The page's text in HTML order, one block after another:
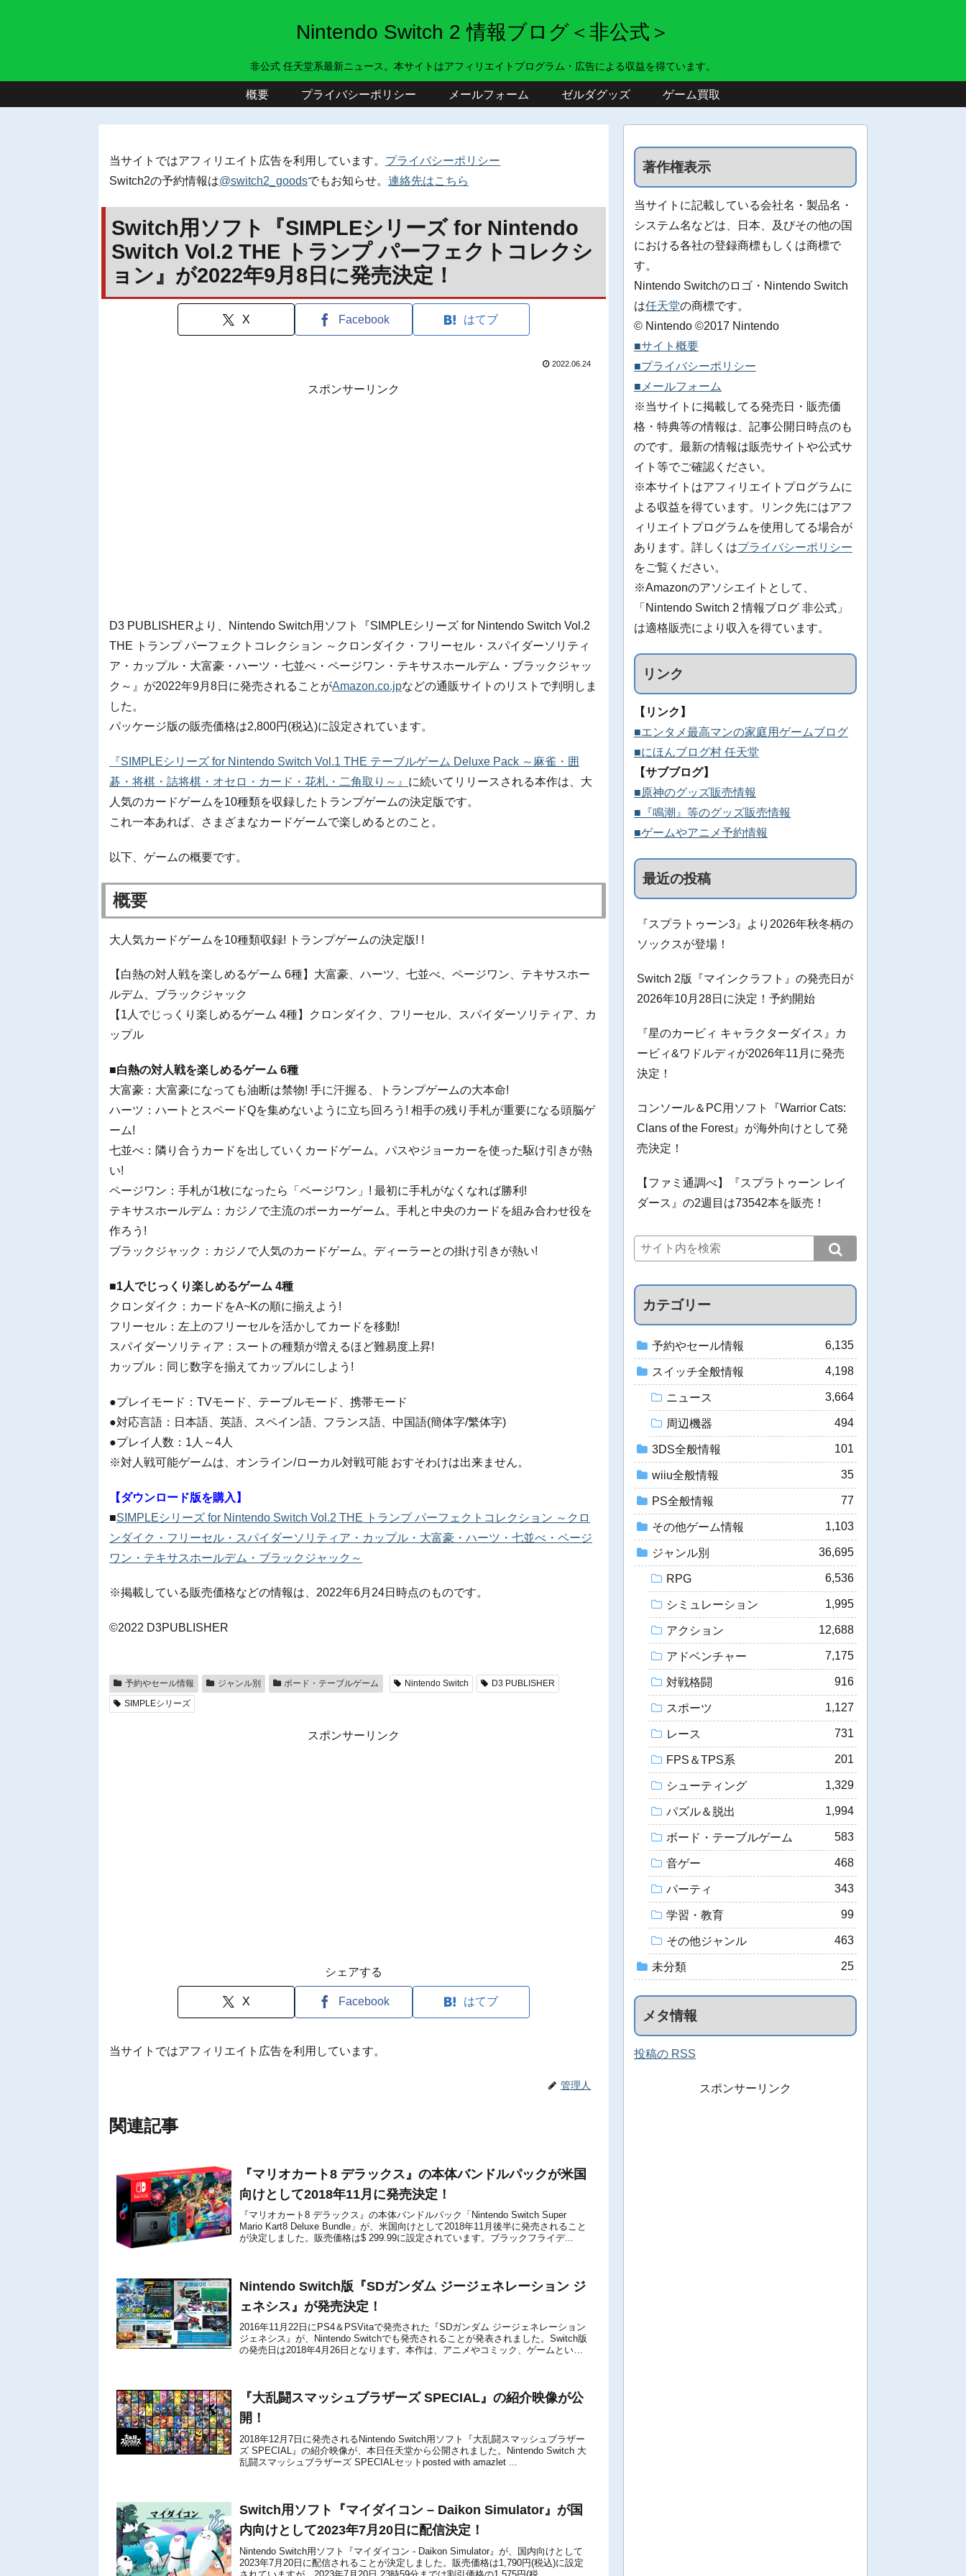
Nintendo Switch 2 情報ブログ＜非公式＞
非公式 任天堂系最新ニュース。本サイトはアフィリエイトプログラム・広告による収益を得ています。
概要 プライバシーポリシー メールフォーム ゼルダグッズ ゲーム買取
当サイトではアフィリエイト広告を利用しています。 プライバシーポリシー
Switch2の予約情報は@switch2_goodsでもお知らせ。 連絡先はこちら
Switch用ソフト『SIMPLEシリーズ for Nintendo
Switch Vol.2 THE トランプ パーフェクトコレクシ
ョン』が2022年9月8日に発売決定！
X Facebook はてブ
2022.06.24
スポンサーリンク
D3 PUBLISHERより、Nintendo Switch用ソフト『SIMPLEシリーズ for Nintendo Switch Vol.2
THE トランプ パーフェクトコレクション ～クロンダイク・フリーセル・スパイダーソリティ
ア・カップル・大富豪・ハーツ・七並べ・ページワン・テキサスホールデム・ブラックジャッ
ク～』が2022年9月8日に発売されることがAmazon.co.jpなどの通販サイトのリストで判明しま
した。
パッケージ版の販売価格は2,800円(税込)に設定されています。
『SIMPLEシリーズ for Nintendo Switch Vol.1 THE テーブルゲーム Deluxe Pack ～麻雀・囲
碁・将棋・詰将棋・オセロ・カード・花札・二角取り～』 に続いてリリースされる本作は、大
人気のカードゲームを10種類を収録したトランプゲームの決定版です。
これ一本あれば、さまざまなカードゲームで楽しめるとのこと。
以下、ゲームの概要です。
概要
大人気カードゲームを10種類収録! トランプゲームの決定版! !
【白熱の対人戦を楽しめるゲーム 6種】大富豪、ハーツ、七並べ、ページワン、テキサスホー
ルデム、ブラックジャック
【1人でじっくり楽しめるゲーム 4種】クロンダイク、フリーセル、スパイダーソリティア、カ
ップル
■白熱の対人戦を楽しめるゲーム 6種
大富豪：大富豪になっても油断は禁物! 手に汗握る、トランプゲームの大本命!
ハーツ：ハートとスペードQを集めないように立ち回ろう! 相手の残り手札が重要になる頭脳ゲ
ーム!
七並べ：隣り合うカードを出していくカードゲーム。パスやジョーカーを使った駆け引きが熱
い!
ページワン：手札が1枚になったら「ページワン」! 最初に手札がなくなれば勝利!
テキサスホールデム：カジノで主流のポーカーゲーム。手札と中央のカードを組み合わせ役を
作ろう!
ブラックジャック：カジノで人気のカードゲーム。ディーラーとの掛け引きが熱い!
■1人でじっくり楽しめるゲーム 4種
クロンダイク：カードをA~Kの順に揃えよう!
フリーセル：左上のフリーセルを活かしてカードを移動!
スパイダーソリティア：スートの種類が増えるほど難易度上昇!
カップル：同じ数字を揃えてカップルにしよう!
●プレイモード：TVモード、テーブルモード、携帯モード
●対応言語：日本語、英語、スペイン語、フランス語、中国語(簡体字/繁体字)
●プレイ人数：1人～4人
※対人戦可能ゲームは、オンライン/ローカル対戦可能 おすそわけは出来ません。
【ダウンロード版を購入】
■SIMPLEシリーズ for Nintendo Switch Vol.2 THE トランプ パーフェクトコレクション ～クロ
ンダイク・フリーセル・スパイダーソリティア・カップル・大富豪・ハーツ・七並べ・ページ
ワン・テキサスホールデム・ブラックジャック～
※掲載している販売価格などの情報は、2022年6月24日時点のものです。
©2022 D3PUBLISHER
予約やセール情報 ジャンル別 ボード・テーブルゲーム Nintendo Switch
D3 PUBLISHER
SIMPLEシリーズ
スポンサーリンク
シェアする
X Facebook はてブ
当サイトではアフィリエイト広告を利用しています。
管理人
関連記事
『マリオカート8 デラックス』の本体バンドルパックが米国
向けとして2018年11月に発売決定！
『マリオカート8 デラックス』の本体バンドルパック「Nintendo Switch Super
Mario Kart8 Deluxe Bundle」が、米国向けとして2018年11月後半に発売されること
が決定しました。販売価格は$ 299.99に設定されています。ブラックフライデ...
Nintendo Switch版『SDガンダム ジージェネレーション ジ
ェネシス』が発売決定！
2016年11月22日にPS4＆PSVitaで発売された『SDガンダム ジージェネレーション
ジェネシス』が、Nintendo Switchでも発売されることが発表されました。Switch版
の発売日は2018年4月26日となります。本作は、アニメやコミック、ゲームといっ
『大乱闘スマッシュブラザーズ SPECIAL』の紹介映像が公
開！
2018年12月7日に発売されるNintendo Switch用ソフト『大乱闘スマッシュブラザー
ズ SPECIAL』の紹介映像が、本日任天堂から公開されました。Nintendo Switch 大
乱闘スマッシュブラザーズ SPECIALセットposted with amazlet ...
Switch用ソフト『マイダイコン – Daikon Simulator』が国
内向けとして2023年7月20日に配信決定！
Nintendo Switch用ソフト『マイダイコン - Daikon Simulator』が、国内向けとして
2023年7月20日に配信されることが決定しました。販売価格は1,790円(税込)に設定
されていますが、2023年7月20日 23時59分までは割引価格の1,575円(税...
著作権表示
当サイトに記載している会社名・製品名・
システム名などは、日本、及びその他の国
における各社の登録商標もしくは商標で
す。
Nintendo Switchのロゴ・Nintendo Switch
は任天堂の商標です。
© Nintendo ©2017 Nintendo
■サイト概要
■プライバシーポリシー
■メールフォーム
※当サイトに掲載してる発売日・販売価
格・特典等の情報は、記事公開日時点のも
のです。最新の情報は販売サイトや公式サ
イト等でご確認ください。
※本サイトはアフィリエイトプログラムに
よる収益を得ています。リンク先にはアフ
ィリエイトプログラムを使用してる場合が
あります。詳しくはプライバシーポリシー
をご覧ください。
※Amazonのアソシエイトとして、
「Nintendo Switch 2 情報ブログ 非公式」
は適格販売により収入を得ています。
リンク
【リンク】
■エンタメ最高マンの家庭用ゲームブログ
■にほんブログ村 任天堂
【サブブログ】
■原神のグッズ販売情報
■『鳴潮』等のグッズ販売情報
■ゲームやアニメ予約情報
最近の投稿
『スプラトゥーン3』より2026年秋冬柄の
ソックスが登場！
Switch 2版『マインクラフト』の発売日が
2026年10月28日に決定！予約開始
『星のカービィ キャラクターダイス』カ
ービィ&ワドルディが2026年11月に発売
決定！
コンソール＆PC用ソフト『Warrior Cats:
Clans of the Forest』が海外向けとして発
売決定！
【ファミ通調べ】『スプラトゥーン レイ
ダース』の2週目は73542本を販売！
カテゴリー
予約やセール情報 6,135
スイッチ全般情報 4,198
ニュース 3,664
周辺機器 494
3DS全般情報 101
wiiu全般情報 35
PS全般情報 77
その他ゲーム情報 1,103
ジャンル別 36,695
RPG 6,536
シミュレーション 1,995
アクション 12,688
アドベンチャー 7,175
対戦格闘 916
スポーツ 1,127
レース 731
FPS＆TPS系 201
シューティング 1,329
パズル＆脱出 1,994
ボード・テーブルゲーム 583
音ゲー 468
パーティ 343
学習・教育 99
その他ジャンル 463
未分類 25
メタ情報
投稿の RSS
スポンサーリンク